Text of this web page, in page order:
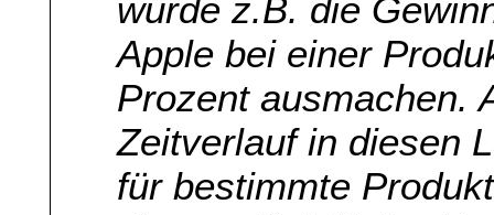
würde z.B. die
Apple bei einer
Prozent ausmachen.
Zeitverlauf in diesen
für bestimmte